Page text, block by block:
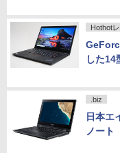
Hothot
した
.biz
日本エ
ノート